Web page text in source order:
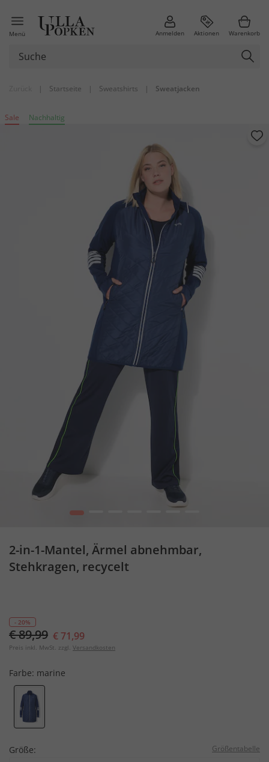
Menü Anmelden Aktionen Warenkorb
| Startseite | Sweatshirts | Sweatjacken
Sale Nachhaltig
1
2-in-1-Mantel, Ärmel abnehmbar,
Stehkragen, recycelt
- 20%
€ 89,99 € 71,99
Preis inkl. MwSt. zzgl. Versandkosten
Farbe: marine
Größe: Größentabelle